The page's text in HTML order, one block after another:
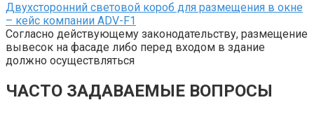
Двухсторонний световой короб для размещения в окне
– кейс компании ADV-F1
Согласно действующему законодательству, размещение
вывесок на фасаде либо перед входом в здание
должно осуществляться
ЧАСТО ЗАДАВАЕМЫЕ ВОПРОСЫ